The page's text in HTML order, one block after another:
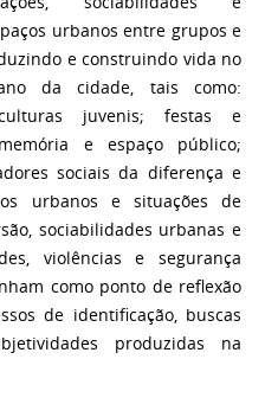
urbanos entre grupos e
e construindo vida no
da cidade, tais como:
juvenis; festas e
e espaço público;
sociais da diferença e
urbanos e situações de
sociabilidades urbanas e
violências e segurança
como ponto de reflexão
de identificação, buscas
produzidas na